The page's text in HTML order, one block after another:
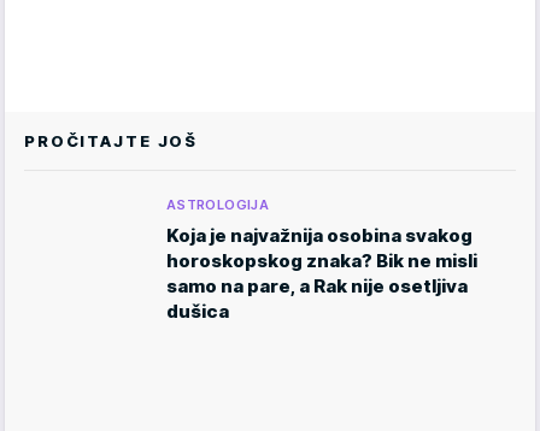
PROČITAJTE JOŠ
ASTROLOGIJA
Koja je najvažnija osobina svakog
horoskopskog znaka? Bik ne misli
samo na pare, a Rak nije osetljiva
dušica